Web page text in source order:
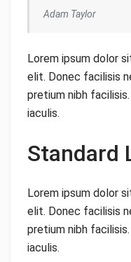
Adam Taylor
Lorem ipsum dolor
elit. Donec facilisis
pretium nibh
iaculis.
Standard
Lorem ipsum dolor
elit. Donec facilisis
pretium nibh
iaculis.